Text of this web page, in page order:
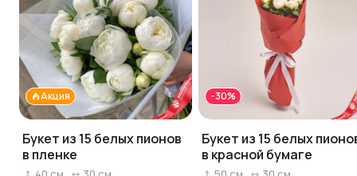
Акция
Букет из 15 белых пионов
в пленке
-30%
Букет из 15 белых
в красной бумаге